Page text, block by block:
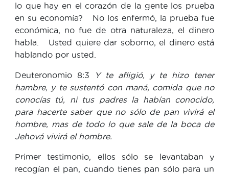
lo que hay en el corazón de la gente los prueba
en su economía? No los enfermó, la prueba fue
económica, no fue de otra naturaleza, el dinero
habla. Usted quiere dar soborno, el dinero está
hablando por usted.
Deuteronomio 8:3
Y te afligió, y te hizo tener
hambre, y te sustentó con maná, comida que no
conocías tú, ni tus padres la habían conocido,
para hacerte saber que no sólo de pan vivirá el
hombre, mas de todo lo que sale de la boca de
Jehová vivirá el hombre.
Primer testimonio, ellos sólo se levantaban y
recogían el pan, cuando tienes pan sólo para un